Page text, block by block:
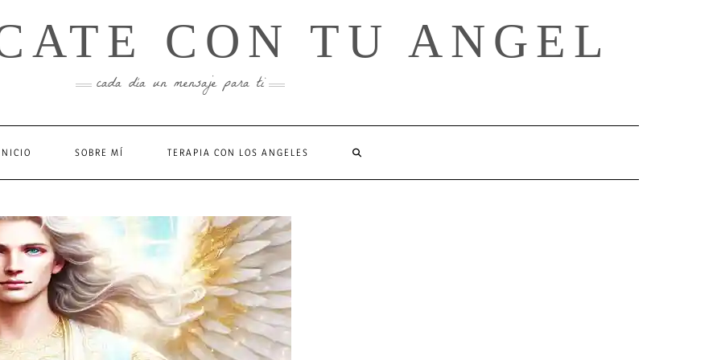
CON TU ANGEL
cada día un mensaje para ti
SOBRE MÍ TERAPIA CON LOS ANGELES